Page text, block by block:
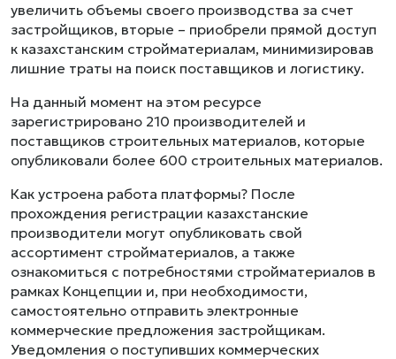
увеличить объемы своего производства за счет
застройщиков, вторые – приобрели прямой доступ
к казахстанским стройматериалам, минимизировав
лишние траты на поиск поставщиков и логистику.
На данный момент на этом ресурсе
зарегистрировано 210 производителей и
поставщиков строительных материалов, которые
опубликовали более 600 строительных материалов.
Как устроена работа платформы? После
прохождения регистрации казахстанские
производители могут опубликовать свой
ассортимент стройматериалов, а также
ознакомиться с потребностями стройматериалов в
рамках Концепции и, при необходимости,
самостоятельно отправить электронные
коммерческие предложения застройщикам.
Уведомления о поступивших коммерческих